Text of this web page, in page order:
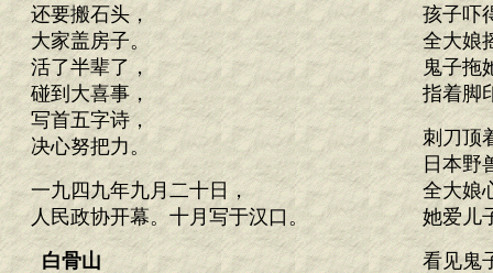
孩子吓
全大娘
鬼子拖
指着脚
刺刀顶
日本野
全大娘
她爱儿
看见鬼
还要搬石头，
大家盖房子。
活了半辈了，
碰到大喜事，
写首五字诗，
决心努把力。
一九四九年九月二十日，
人民政协开幕。十月写于汉口。
白骨山